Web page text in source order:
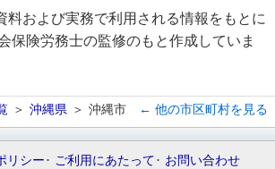
料および実務で利用される情報をもとに
保険労務士の監修のもと作成していま
沖縄県 沖縄市 ← 他の市区町村を見る
リシー ご利用にあたって お問い合わせ